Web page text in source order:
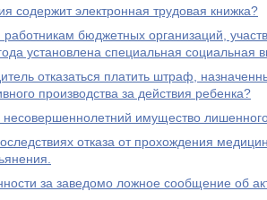
содержит электронная трудовая книжка?
бюджетных организаций,
установлена специальная социальная
отказаться платить штраф,
производства за действия ребенка?
несовершеннолетний имущество
отказа от прохождения
за заведомо ложное сообщение об